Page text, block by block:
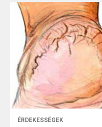
ÉRDEKESSÉGEK